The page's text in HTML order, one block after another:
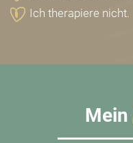
Ich therapiere nicht.
Mein